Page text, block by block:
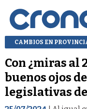
CAMBIOS EN
Con ¿miras al
buenos ojos
legislativas